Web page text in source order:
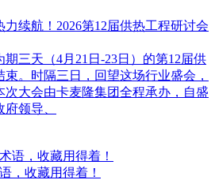
续航！2026第12届供热工程研讨会
三天（4月21日-23日）的第12届供
。时隔三日，回望这场行业盛会，
大会由卡麦隆集团全程承办，自盛
领导、
，收藏用得着！